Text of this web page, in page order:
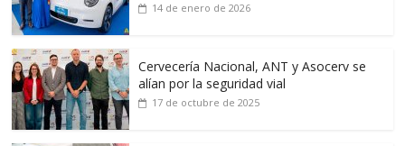
14 de enero de 2026
Cervecería Nacional, ANT y Asocerv se
alían por la seguridad vial
17 de octubre de 2025